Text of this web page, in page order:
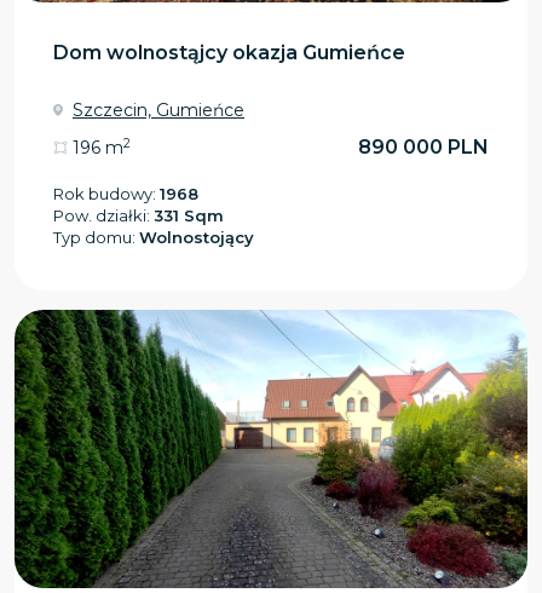
Dom wolnostąjcy okazja Gumieńce
Szczecin, Gumieńce
196 m2 890 000 PLN
Rok budowy: 1968
Pow. działki: 331 Sqm
Typ domu: Wolnostojący